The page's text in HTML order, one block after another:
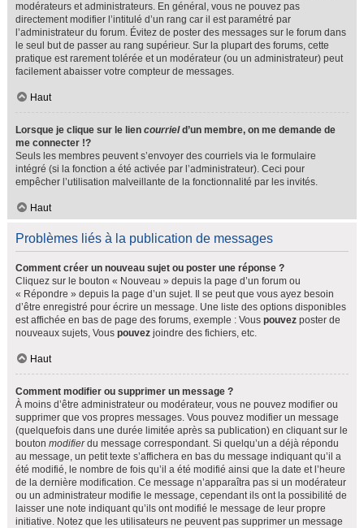
modérateurs et administrateurs. En général, vous ne pouvez pas
directement modifier l’intitulé d’un rang car il est paramétré par
l’administrateur du forum. Évitez de poster des messages sur le forum dans
le seul but de passer au rang supérieur. Sur la plupart des forums, cette
pratique est rarement tolérée et un modérateur (ou un administrateur) peut
facilement abaisser votre compteur de messages.
Haut
Lorsque je clique sur le lien courrield’un membre, on me demande de
me connecter !?
Seuls les membres peuvent s’envoyer des courriels via le formulaire
intégré (si la fonction a été activée par l’administrateur). Ceci pour
empêcher l’utilisation malveillante de la fonctionnalité par les invités.
Haut
Problèmes liés à la publication de messages
Comment créer un nouveau sujet ou poster une réponse ?
Cliquez sur le bouton « Nouveau » depuis la page d’un forum ou
« Répondre » depuis la page d’un sujet. Il se peut que vous ayez besoin
d’être enregistré pour écrire un message. Une liste des options disponibles
est affichée en bas de page des forums, exemple : Vous pouvez poster de
nouveaux sujets, Vous pouvez joindre des fichiers, etc.
Haut
Comment modifier ou supprimer un message ?
À moins d’être administrateur ou modérateur, vous ne pouvez modifier ou
supprimer que vos propres messages. Vous pouvez modifier un message
(quelquefois dans une durée limitée après sa publication) en cliquant sur le
bouton modifierdu message correspondant. Si quelqu’un a déjà répondu
au message, un petit texte s’affichera en bas du message indiquant qu’il a
été modifié, le nombre de fois qu’il a été modifié ainsi que la date et l’heure
de la dernière modification. Ce message n’apparaîtra pas si un modérateur
ou un administrateur modifie le message, cependant ils ont la possibilité de
laisser une note indiquant qu’ils ont modifié le message de leur propre
initiative. Notez que les utilisateurs ne peuvent pas supprimer un message